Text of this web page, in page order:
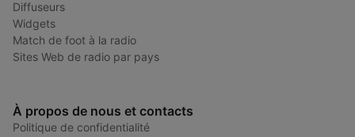
Diffuseurs
Widgets
Match de foot à la radio
Sites Web de radio par pays
À propos de nous et contacts
Politique de confidentialité